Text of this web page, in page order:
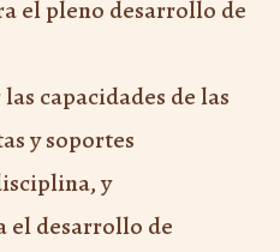
el pleno desarrollo de
capacidades de las
y soportes
y
el desarrollo de